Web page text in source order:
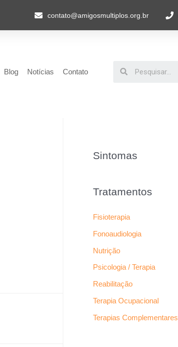
contato@amigosmultiplos.org.br
Blog Notícias Contato
Sintomas
Tratamentos
Fisioterapia
Fonoaudiologia
Nutrição
Psicologia / Terapia
Reabilitação
Terapia Ocupacional
Terapias Complementares